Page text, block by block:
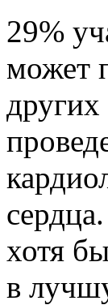
29%
может
хотя
в